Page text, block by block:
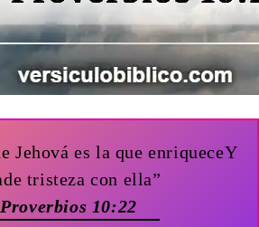
Jehová es la que enriqueceY
tristeza con ella”
10:22